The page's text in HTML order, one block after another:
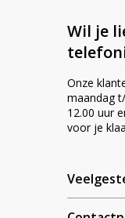
Wil je
Onze
maandag
12.00 uur
voor je